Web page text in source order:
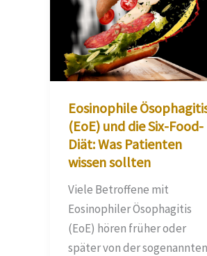
Eosinophile
(EoE) und die Six-Food-
Diät: Was Patienten
wissen sollten
Viele Betroffene mit
Eosinophiler Ösophagitis
(EoE) hören früher oder
später von der sogenannten